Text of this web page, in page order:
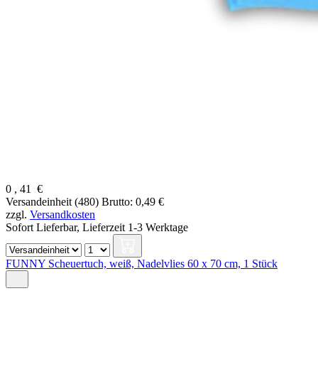
0 , 41
€
Versandeinheit (480) Brutto: 0,49 €
zzgl. Versandkosten
Sofort Lieferbar, Lieferzeit 1-3 Werktage
FUNNY Scheuertuch, weiß, Nadelvlies 60 x 70 cm, 1 Stück